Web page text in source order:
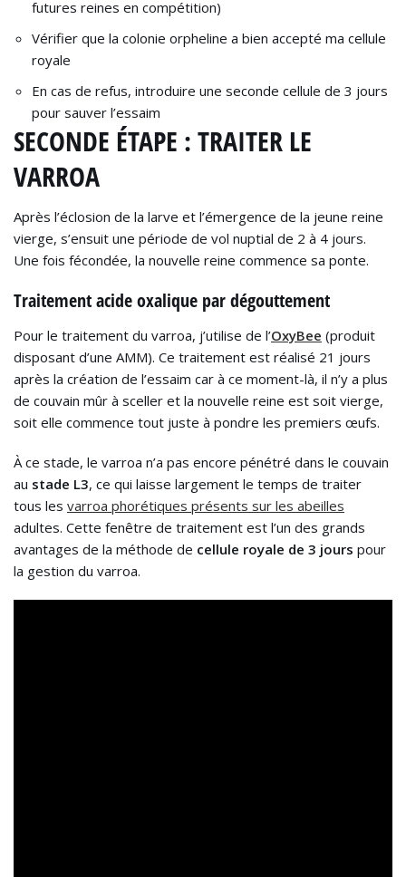
futures reines en compétition)
Vérifier que la colonie orpheline a bien accepté ma cellule
royale
En cas de refus, introduire une seconde cellule de 3 jours
pour sauver l’essaim
SECONDE ÉTAPE : TRAITER LE
VARROA
Après l’éclosion de la larve et l’émergence de la jeune reine
vierge, s’ensuit une période de vol nuptial de 2 à 4 jours.
Une fois fécondée, la nouvelle reine commence sa ponte.
Traitement acide oxalique par dégouttement
Pour le traitement du varroa, j’utilise de l’OxyBee (produit
disposant d’une AMM). Ce traitement est réalisé 21 jours
après la création de l’essaim car à ce moment-là, il n’y a plus
de couvain mûr à sceller et la nouvelle reine est soit vierge,
soit elle commence tout juste à pondre les premiers œufs.
À ce stade, le varroa n’a pas encore pénétré dans le couvain
au stade L3, ce qui laisse largement le temps de traiter
tous les varroa phorétiques présents sur les abeilles
adultes. Cette fenêtre de traitement est l’un des grands
avantages de la méthode de cellule royale de 3 jours pour
la gestion du varroa.